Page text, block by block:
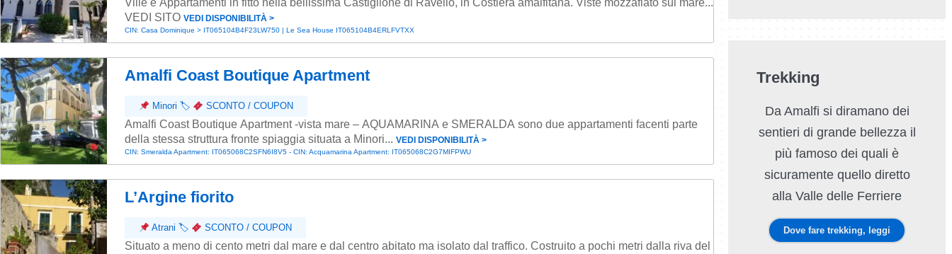
Ville e Appartamenti in fitto nella bellissima Castiglione di Ravello, in Costiera amalfitana. Viste mozzafiato sul mare...
VEDI SITO VEDI DISPONIBILITÀ ˃
CIN: Casa Dominique > IT065104B4F23LW750 | Le Sea House IT065104B4ERLFVTXX
Amalfi Coast Boutique Apartment
Minori 🏷 SCONTO / COUPON
Amalfi Coast Boutique Apartment -vista mare – AQUAMARINA e SMERALDA sono due appartamenti facenti parte
della stessa struttura fronte spiaggia situata a Minori... VEDI DISPONIBILITÀ ˃
CIN: Smeralda Apartment: IT065068C2SFN6I8V5 - CIN: Acquamarina Apartment: IT065068C2G7MIFPWU
L’Argine fiorito
Atrani 🏷 SCONTO / COUPON
Situato a meno di cento metri dal mare e dal centro abitato ma isolato dal traffico. Costruito a pochi metri dalla riva del
Trekking
Da Amalfi si diramano dei
sentieri di grande bellezza il
più famoso dei quali è
sicuramente quello diretto
alla Valle delle Ferriere
Dove fare trekking, leggi